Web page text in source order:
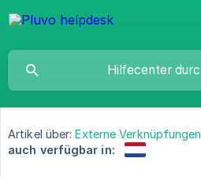
Artikel über: Externe Verknüpfungen
auch verfügbar in: